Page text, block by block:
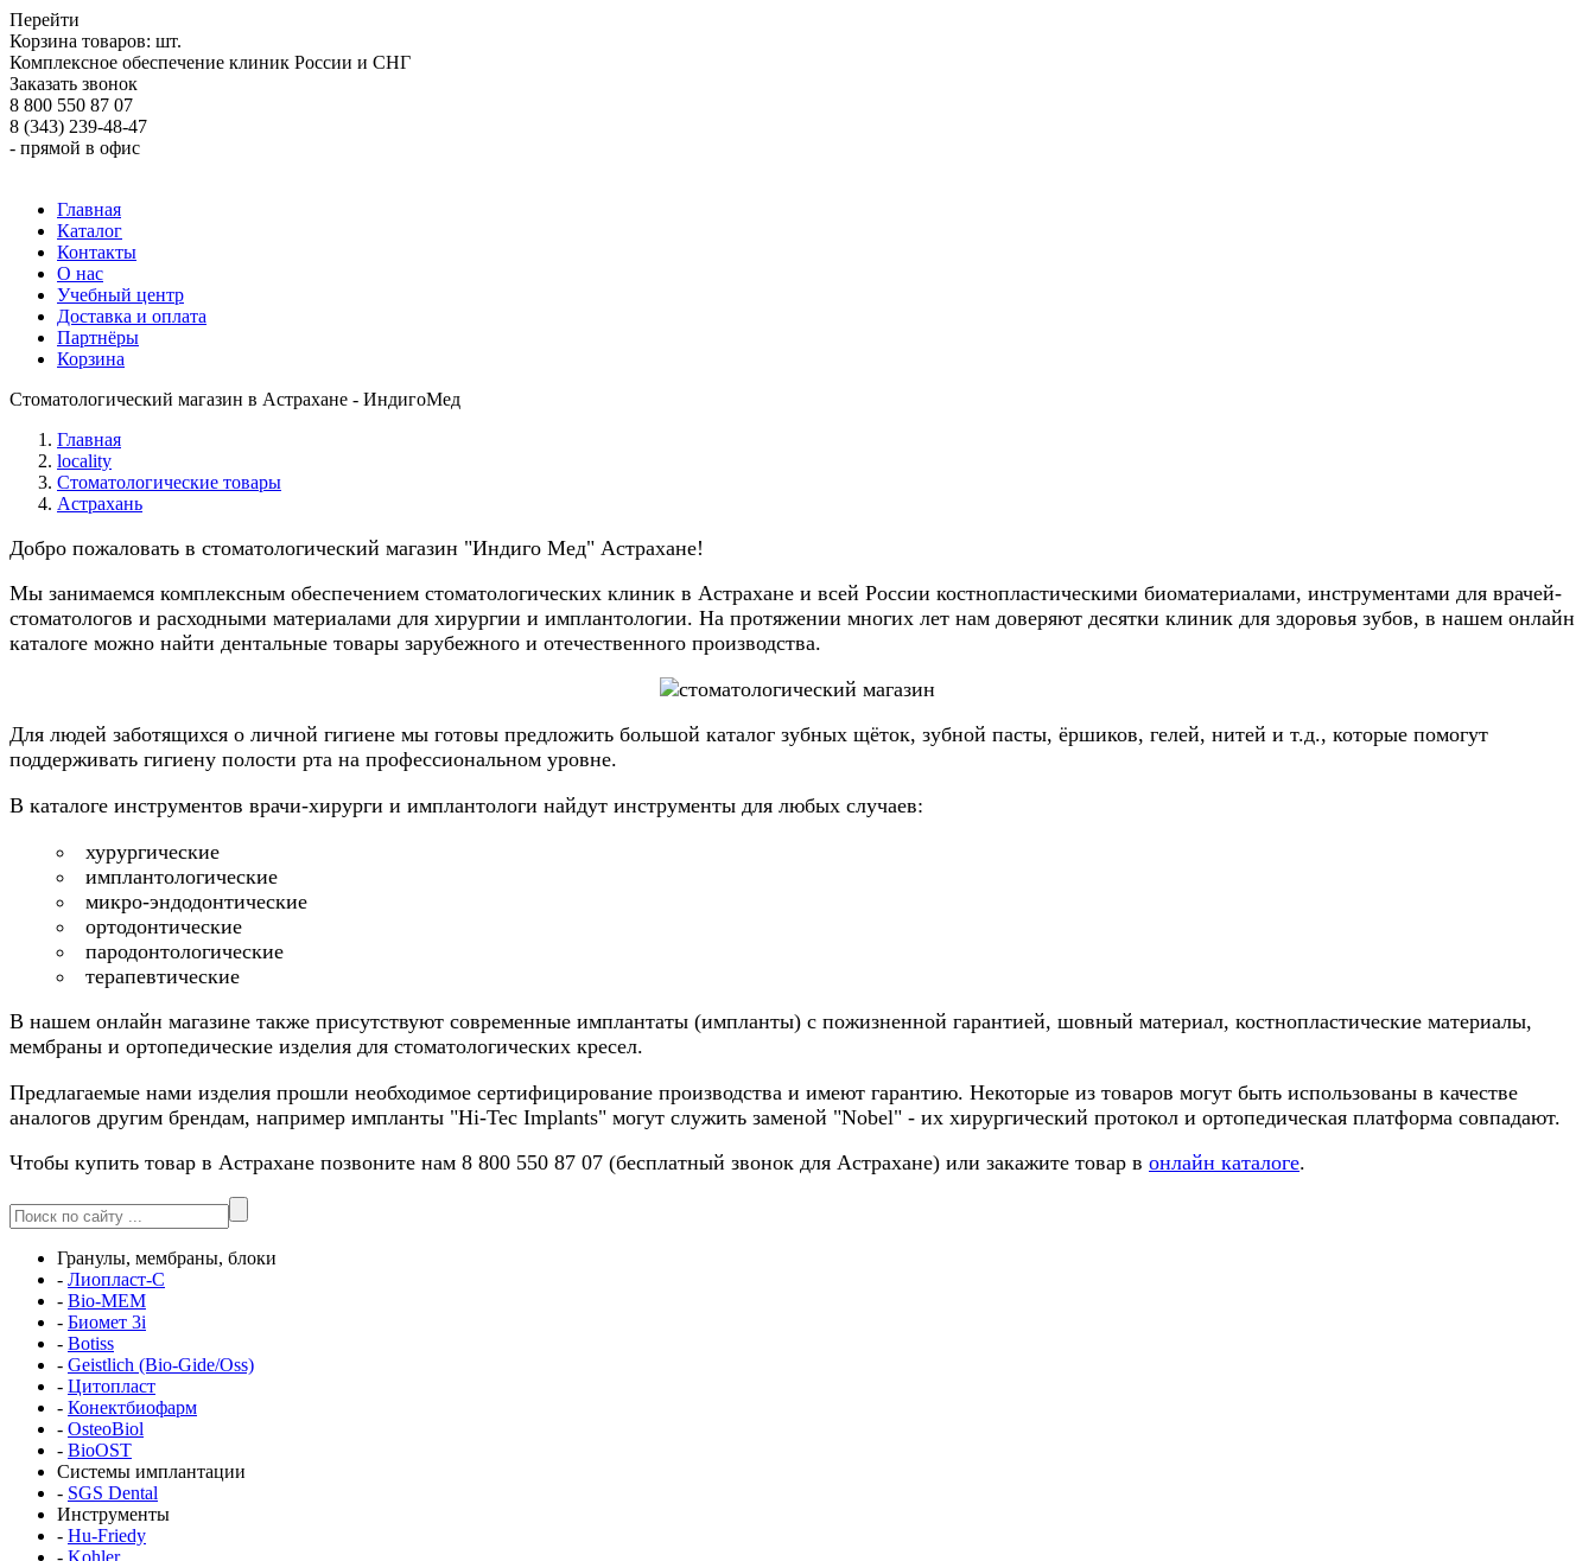
Перейти
Корзина товаров: шт.
Комплексное обеспечение клиник России и СНГ
Заказать звонок
8 800 550 87 07
8 (343) 239-48-47
- прямой в офис
Главная
Каталог
Контакты
О нас
Учебный центр
Доставка и оплата
Партнёры
Корзина
Стоматологический магазин в Астрахане - ИндигоМед
Главная
locality
Стоматологические товары
Астрахань
Добро пожаловать в стоматологический магазин "Индиго Мед" Астрахане!
Мы занимаемся комплексным обеспечением стоматологических клиник в Астрахане и всей России костнопластическими биоматериалами, инструментами для врачей-
стоматологов и расходными материалами для хирургии и имплантологии. На протяжении многих лет нам доверяют десятки клиник для здоровья зубов, в нашем онлайн
каталоге можно найти дентальные товары зарубежного и отечественного производства.
Для людей заботящихся о личной гигиене мы готовы предложить большой каталог зубных щёток, зубной пасты, ёршиков, гелей, нитей и т.д., которые помогут
поддерживать гигиену полости рта на профессиональном уровне.
В каталоге инструментов врачи-хирурги и имплантологи найдут инструменты для любых случаев:
хурургические
имплантологические
микро-эндодонтические
ортодонтические
пародонтологические
терапевтические
В нашем онлайн магазине также присутствуют современные имплантаты (импланты) с пожизненной гарантией, шовный материал, костнопластические материалы,
мембраны и ортопедические изделия для стоматологических кресел.
Предлагаемые нами изделия прошли необходимое сертифицирование производства и имеют гарантию. Некоторые из товаров могут быть использованы в качестве
аналогов другим брендам, например импланты "Hi-Tec Implants" могут служить заменой "Nobel" - их хирургический протокол и ортопедическая платформа совпадают.
Чтобы купить товар в Астрахане позвоните нам 8 800 550 87 07 (бесплатный звонок для Астрахане) или закажите товар в онлайн каталоге.
Гранулы, мембраны, блоки
- Лиопласт-С
- Bio-MEM
- Биомет 3i
- Botiss
- Geistlich (Bio-Gide/Oss)
- Цитопласт
- Конектбиофарм
- OsteoBiol
- BioOST
Системы имплантации
- SGS Dental
Инструменты
- Hu-Friedy
- Kohler